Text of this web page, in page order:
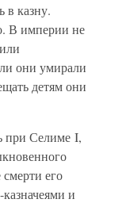
в казну.
В империи не
они умирали
детям они
при Селиме I,
его
и